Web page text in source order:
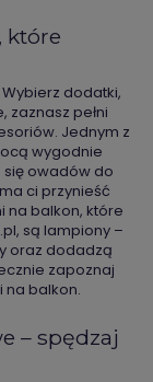
które
dodatki,
pełni
Jednym z
wygodnie
owadów do
ci przynieść
na balkon, które
są lampiony –
oraz dodadzą
zapoznaj
na balkon.
– spędzaj